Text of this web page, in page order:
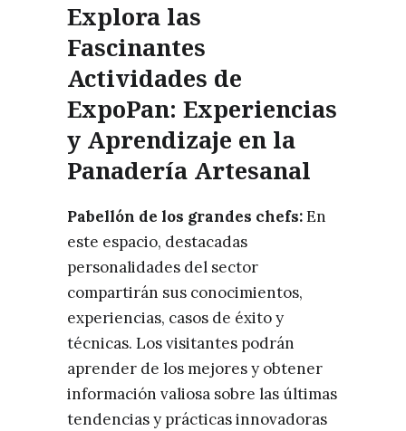
Explora las
Fascinantes
Actividades de
ExpoPan: Experiencias
y Aprendizaje en la
Panadería Artesanal
Pabellón de los grandes chefs:En
este espacio, destacadas
personalidades del sector
compartirán sus conocimientos,
experiencias, casos de éxito y
técnicas. Los visitantes podrán
aprender de los mejores y obtener
información valiosa sobre las últimas
tendencias y prácticas innovadoras